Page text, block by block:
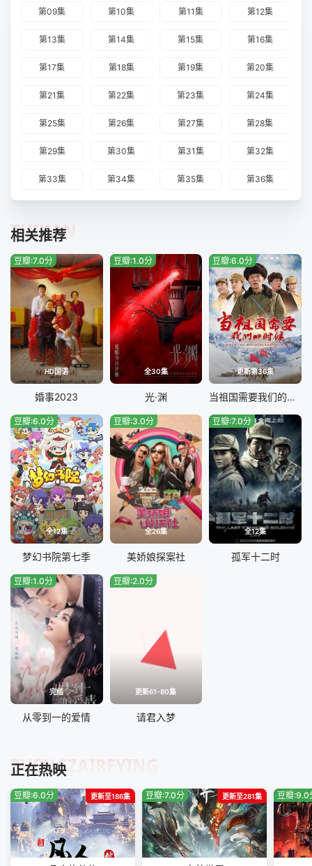
第09集 第10集 第11集 第12集
第13集 第14集 第15集 第16集
第17集 第18集 第19集 第20集
第21集 第22集 第23集 第24集
第25集 第26集 第27集 第28集
第29集 第30集 第31集 第32集
第33集 第34集 第35集 第36集
相关推荐
TUIJIAN
HD国语
豆瓣:7.0分
婚事2023
全30集
豆瓣:1.0分
光·渊
更新第36集
豆瓣:6.0分
当祖国需要我们的时候
全12集
豆瓣:6.0分
梦幻书院第七季
全26集
豆瓣:3.0分
美娇娘探案社
全12集
豆瓣:7.0分
孤军十二时
完结
豆瓣:1.0分
从零到一的爱情
更新61-80集
豆瓣:2.0分
请君入梦
正在热映
ZHENGZAIREYING
更新至186集
豆瓣:6.0分 更新至281集
豆瓣:7.0分 豆瓣:9.0